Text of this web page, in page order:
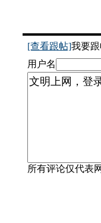
[查看跟帖]我要
用户名
所有评论仅代表